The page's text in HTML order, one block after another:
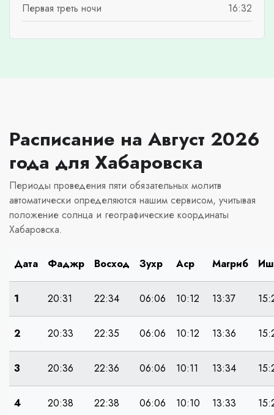
Первая треть ночи
16:32
Расписание на Август 2026
года для Хабаровска
Периоды проведения пяти обязательных молитв
автоматически определяются нашим сервисом, учитывая
положение солнца и географические координаты
Хабаровска.
Дата Фаджр Восход Зухр Аср Магриб
1 20:31 22:34 06:06 10:12 13:37
2 20:33 22:35 06:06 10:12 13:36
3 20:36 22:36 06:06 10:11 13:34
4 20:38 22:38 06:06 10:10 13:33